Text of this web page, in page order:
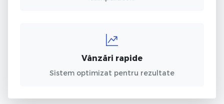
Vânzări rapide
Sistem optimizat pentru rezultate